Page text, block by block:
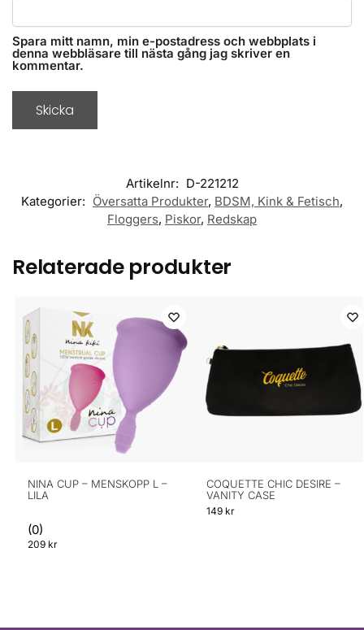
Spara mitt namn, min e-postadress och webbplats i
denna webbläsare till nästa gång jag skriver en
kommentar.
Artikelnr: D-221212
Kategorier: Översatta Produkter, BDSM, Kink & Fetisch,
Floggers, Piskor, Redskap
Relaterade produkter
NINA CUP – MENSKOPP L –
LILA
(0)
209 kr
COQUETTE CHIC DESIRE –
VANITY CASE
149 kr